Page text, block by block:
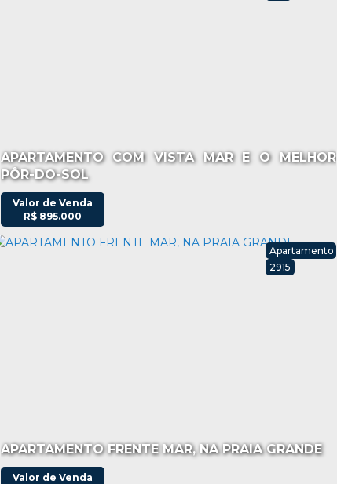
APARTAMENTO COM VISTA MAR E O MELHOR
PÔR-DO-SOL
R$895.000
Valor de Venda
APARTAMENTO FRENTE MAR, NA PRAIA GRANDE
2915
Apartamento
Valor de Venda